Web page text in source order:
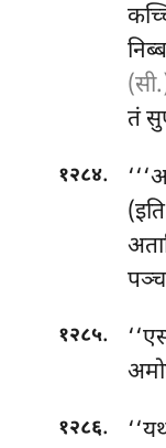
तं
१२८४.
१२८५.
१२८६.